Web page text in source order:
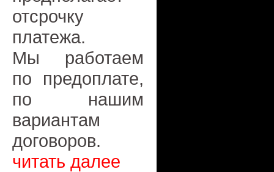
отсрочку
платежа.
Мы работаем
по предоплате,
по нашим
вариантам
договоров.
читать далее